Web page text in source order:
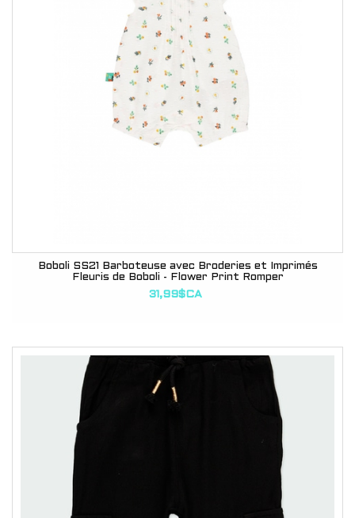
Boboli SS21 Barboteuse avec Broderies et Imprimés
Fleuris de Boboli - Flower Print Romper
31,99$CA